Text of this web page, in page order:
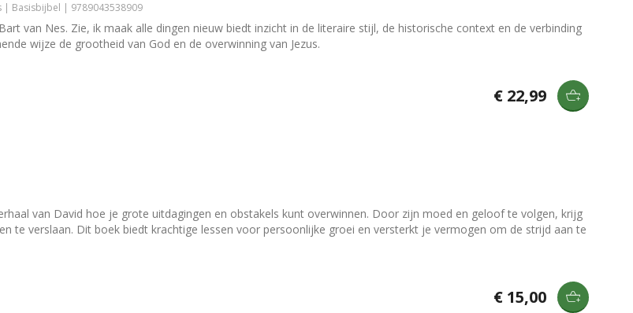
Basisbijbel | 9789043538909
van Nes. Zie, ik maak alle dingen nieuw biedt inzicht in de literaire stijl, de historische context en de verbinding
wijze de grootheid van God en de overwinning van Jezus.
€ 22,99
van David hoe je grote uitdagingen en obstakels kunt overwinnen. Door zijn moed en geloof te volgen, krijg
te verslaan. Dit boek biedt krachtige lessen voor persoonlijke groei en versterkt je vermogen om de strijd aan te
€ 15,00